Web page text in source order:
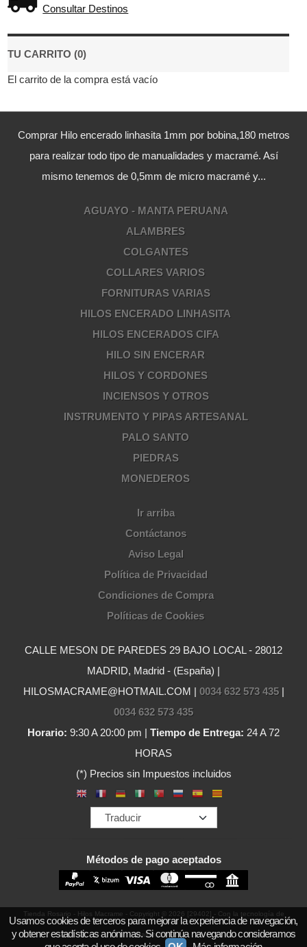
Consultar Destinos
TU CARRITO (0)
El carrito de la compra está vacío
Comprar Hilo encerado linhasita 1mm por bobina,180 metros
para realizar todo tipo de manualidades y macramé. Así
mismo tenemos de 0,5mm de micro macramé y...
AGUAYO - MANTA PERUANA
ALAMBRES
COLGANTES
COLLARES VARIOS
FORNITURAS VARIAS
HILOS ENCERADO LINHASITA
HILOS ENCERADOS CIFA
HILO SIN ENCERAR
HILOS Y CORDONES
INCIENSOS Y OTROS
INSTRUMENTO Y PIPAS ARTESANAL
PALO SANTO
PIEDRAS
MONEDEROS
Ir arriba
Contáctanos
Aviso Legal
Política de Privacidad
Condiciones de Compra
Políticas de Cookies
CALLE MESON DE PAREDES 29 BAJO LOCAL - 28012
MADRID, Madrid - (España) |
HILOSMACRAME@HOTMAIL.COM | 0034 632 573 435|
0034 632 573 435
Horario: 9:30 A 20:00 pm | Tiempo de Entrega: 24 A 72
HORAS
(*) Precios sin Impuestos incluidos
Métodos de pago aceptados
Tienda Rosario - Hilos Macrame - Copyright © 2026 [29402] - Con la tecnología de
Palbin.com
Usamos cookies de terceros para mejorar la experiencia de navegación,
y obtener estadísticas anónimas. Si continúa navegando consideramos